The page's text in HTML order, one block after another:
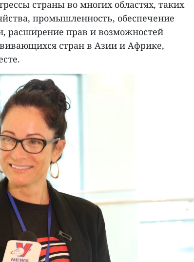
страны во многих областях, таких
промышленность, обеспечение
расширение прав и возможностей
стран в Азии и Африке,